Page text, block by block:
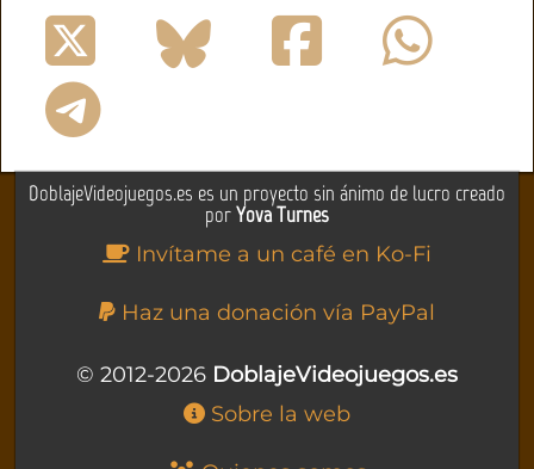
DoblajeVideojuegos.es es un proyecto sin ánimo de lucro creado
porYova Turnes
Invítame a un café en Ko-Fi
Haz una donación vía PayPal
© 2012-2026 DoblajeVideojuegos.es
Sobre la web